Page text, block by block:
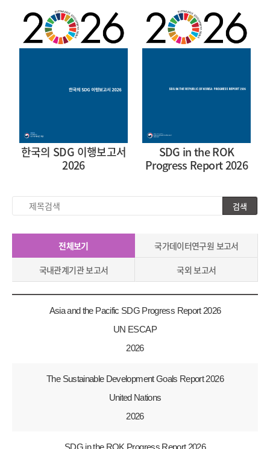
한국의 SDG 이행보고서
2026
SDG in the ROK
Progress Report 2026
제
검색
전체보기
국가데이터연구원 보고서
국내관계기관 보고서
국외 보고서
Asia and the Pacific SDG Progress Report 2026
UN ESCAP
2026
The Sustainable Development Goals Report 2026
United Nations
2026
SDG in the ROK Progress Report 2026